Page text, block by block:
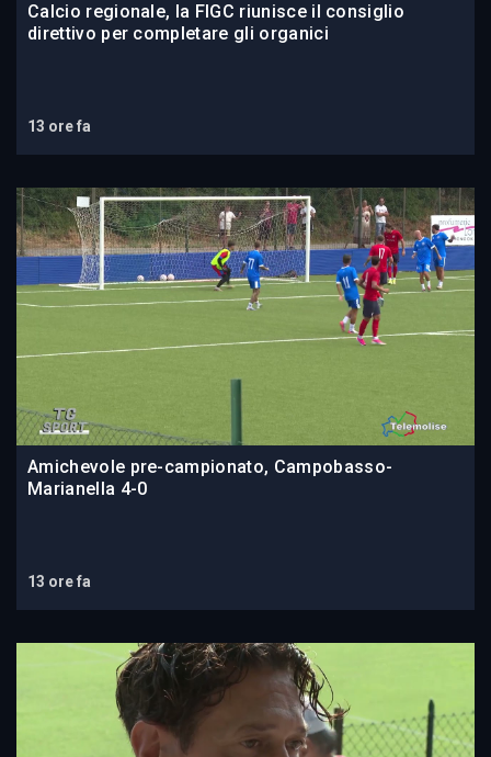
Calcio regionale, la FIGC riunisce il consiglio
direttivo per completare gli organici
13 ore fa
Amichevole pre-campionato, Campobasso-
Marianella 4-0
13 ore fa